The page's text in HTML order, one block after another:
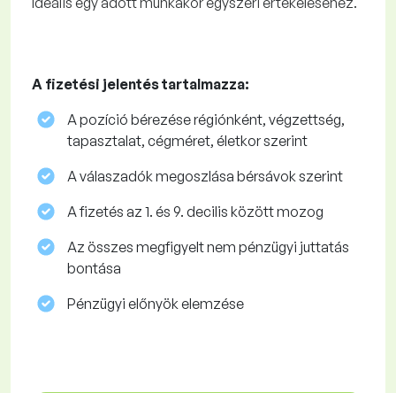
A fizetési jelentés tartalmazza:
A pozíció bérezése régiónként, végzettség,
tapasztalat, cégméret, életkor szerint
A válaszadók megoszlása ​​bérsávok szerint
A fizetés az 1. és 9. decilis között mozog
Az összes megfigyelt nem pénzügyi juttatás
bontása
Pénzügyi előnyök elemzése